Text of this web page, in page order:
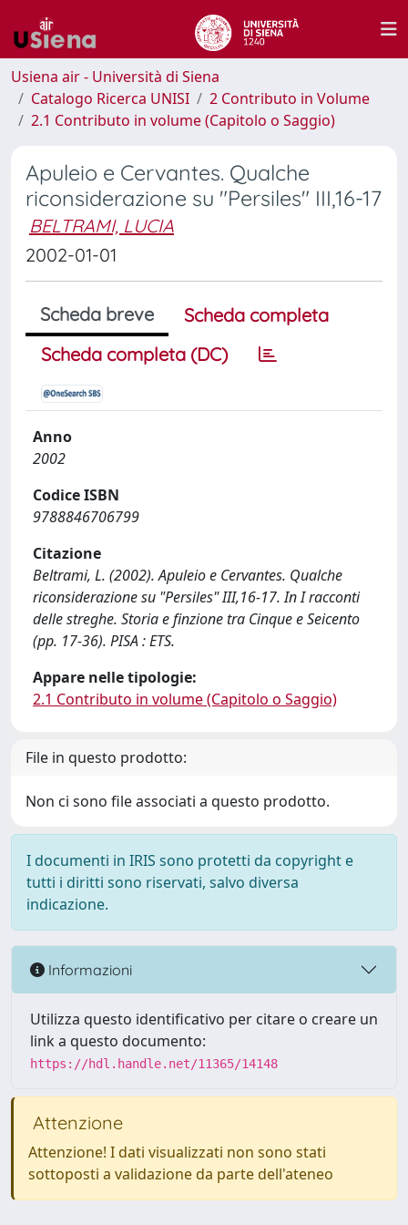
Usiena air - Università di Siena
Catalogo Ricerca UNISI
2 Contributo in Volume
2.1 Contributo in volume (Capitolo o Saggio)
Apuleio e Cervantes. Qualche
riconsiderazione su "Persiles" III,16-17
BELTRAMI, LUCIA
2002-01-01
Scheda breve
Scheda completa
Scheda completa (DC)
Anno
2002
Codice ISBN
9788846706799
Citazione
Beltrami, L. (2002). Apuleio e Cervantes. Qualche
riconsiderazione su "Persiles" III,16-17. In I racconti
delle streghe. Storia e finzione tra Cinque e Seicento
(pp. 17-36). PISA : ETS.
Appare nelle tipologie:
2.1 Contributo in volume (Capitolo o Saggio)
File in questo prodotto:
Non ci sono file associati a questo prodotto.
I documenti in IRIS sono protetti da copyright e
tutti i diritti sono riservati, salvo diversa
indicazione.
Informazioni
Utilizza questo identificativo per citare o creare un
link a questo documento:
https://hdl.handle.net/11365/14148
Attenzione
Attenzione! I dati visualizzati non sono stati
sottoposti a validazione da parte dell'ateneo